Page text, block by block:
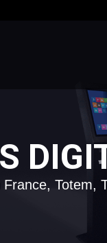
Totem,